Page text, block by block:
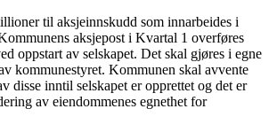
til aksjeinnskudd som innarbeides i
aksjepost i Kvartal 1 overføres
oppstart av selskapet. Det skal gjøres i egne
kommunestyret. Kommunen skal avvente
disse inntil selskapet er opprettet og det er
av eiendommenes egnethet for